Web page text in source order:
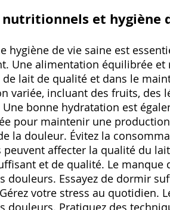
nutritionnels et hygiène
hygiène de vie saine est
Une alimentation équilibrée
lait de qualité et dans le
variée, incluant des fruits, des
bonne hydratation est
pour maintenir une
la douleur. Évitez la
peuvent affecter la qualité du
et de qualité. Le
douleurs. Essayez de dormir
votre stress au quotidien.
douleurs. Pratiquez des